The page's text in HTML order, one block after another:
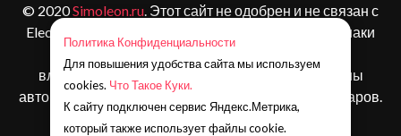
© 2020Simoleon.ru. Этот сайт не одобрен и не связан с
Electronic Arts или ее лицензиарами. Товарные знаки
являются собственностью соответствующих
владельцев. Контент и материалы игр защищены
авторским правом Electronic Arts Inc. и ее лицензиаров.
Все права защищены.
Политика Конфиденциальности
Для повышения удобства сайта мы используем
cookies. Что Такое Куки.
К сайту подключен сервис Яндекс.Метрика,
который также использует файлы cookie.